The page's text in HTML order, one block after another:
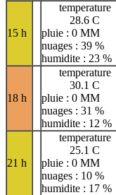
15 h
temperature
28.6 C
pluie : 0 MM
nuages : 39 %
humidite : 23 %
18 h
temperature
30.1 C
pluie : 0 MM
nuages : 31 %
humidite : 12 %
21 h
temperature
25.1 C
pluie : 0 MM
nuages : 10 %
humidite : 17 %